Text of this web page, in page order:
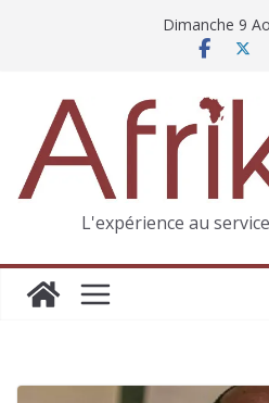
Dimanche 9
L'expérience au